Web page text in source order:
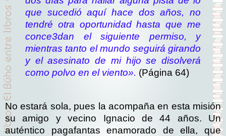
que sucedió aquí hace dos años, no
tendré otra oportunidad hasta que me
conce3dan el siguiente permiso, y
mientras tanto el mundo seguirá girando
y el asesinato de mi hijo se disolverá
como polvo en el viento». (Página 64)
No estará sola, pues la acompaña en esta misión
su amigo y vecino Ignacio de 44 años. Un
auténtico pagafantas enamorado de ella, que